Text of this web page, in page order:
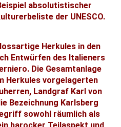
absolutistischer
der UNESCO.
Herkules in den
Entwürfen des Italieners
Die Gesamtanlage
Herkules vorgelagerten
Landgraf Karl von
Bezeichnung Karlsberg
sowohl räumlich als